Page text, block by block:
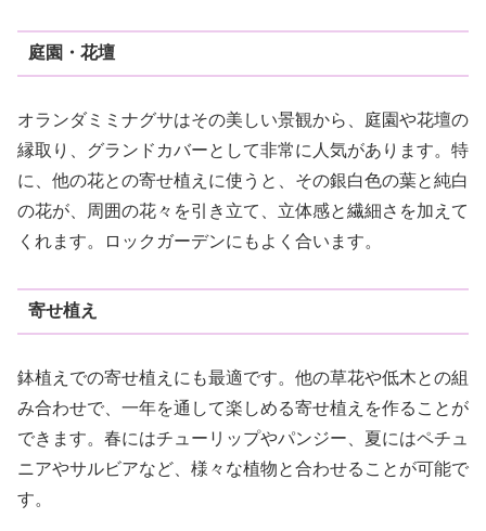
庭園・花壇
オランダミミナグサはその美しい景観から、庭園や花壇の
縁取り、グランドカバーとして非常に人気があります。特
に、他の花との寄せ植えに使うと、その銀白色の葉と純白
の花が、周囲の花々を引き立て、立体感と繊細さを加えて
くれます。ロックガーデンにもよく合います。
寄せ植え
鉢植えでの寄せ植えにも最適です。他の草花や低木との組
み合わせで、一年を通して楽しめる寄せ植えを作ることが
できます。春にはチューリップやパンジー、夏にはペチュ
ニアやサルビアなど、様々な植物と合わせることが可能で
す。